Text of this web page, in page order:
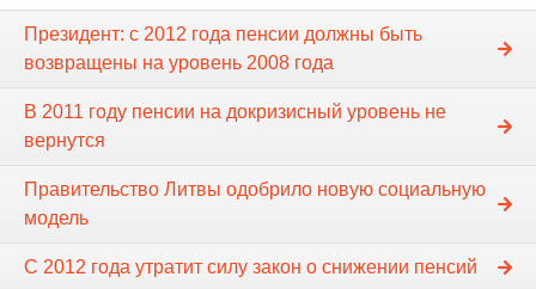
Президент: с 2012 года пенсии должны быть
возвращены на уровень 2008 года
В 2011 году пенсии на докризисный уровень не
вернутся
Правительство Литвы одобрило новую социальную
модель
C 2012 года утратит силу закон о снижении пенсий